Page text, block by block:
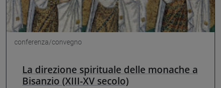
conferenza/convegno
La direzione spirituale delle monache a
Bisanzio (XIII-XV secolo)